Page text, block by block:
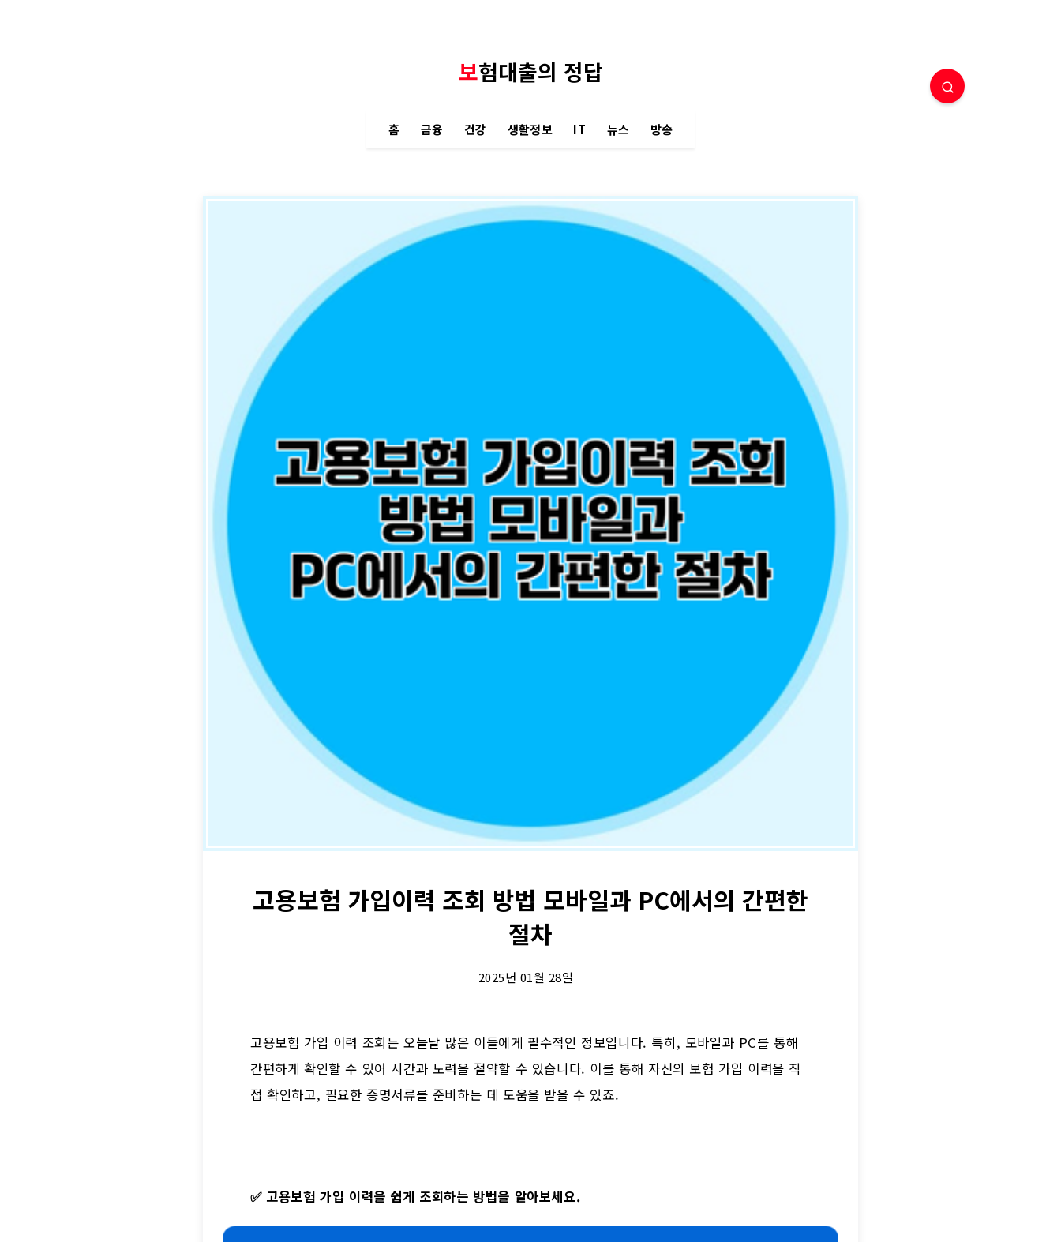
보험대출의 정답
홈 금융 건강 생활정보 IT 뉴스 방송
고용보험 가입이력 조회 방법 모바일과 PC에서의 간편한
절차
2025년 01월 28일
고용보험 가입 이력 조회는 오늘날 많은 이들에게 필수적인 정보입니다. 특히, 모바일과 PC를 통해
간편하게 확인할 수 있어 시간과 노력을 절약할 수 있습니다. 이를 통해 자신의 보험 가입 이력을 직
접 확인하고, 필요한 증명서류를 준비하는 데 도움을 받을 수 있죠.
✅ 고용보험 가입 이력을 쉽게 조회하는 방법을 알아보세요.